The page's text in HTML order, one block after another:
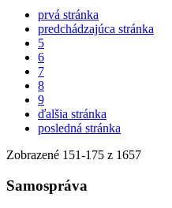
prvá stránka
predchádzajúca stránka
5
6
7
8
9
ďalšia stránka
posledná stránka
Zobrazené 151-175 z 1657
Samospráva